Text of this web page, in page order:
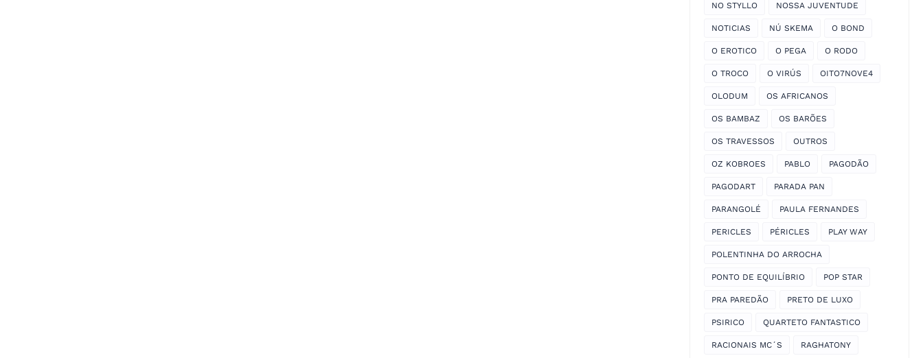
NO STYLLO NOSSA JUVENTUDE
NOTICIAS NÚ SKEMA O BOND
O EROTICO O PEGA O RODO
O TROCO O VIRÚS OITO7NOVE4
OLODUM OS AFRICANOS
OS BAMBAZ OS BARÕES
OS TRAVESSOS OUTROS
OZ KOBROES PABLO PAGODÃO
PAGODART PARADA PAN
PARANGOLÉ PAULA FERNANDES
PERICLES PÉRICLES PLAY WAY
POLENTINHA DO ARROCHA
PONTO DE EQUILÍBRIO POP STAR
PRA PAREDÃO PRETO DE LUXO
PSIRICO QUARTETO FANTASTICO
RACIONAIS MC´S RAGHATONY